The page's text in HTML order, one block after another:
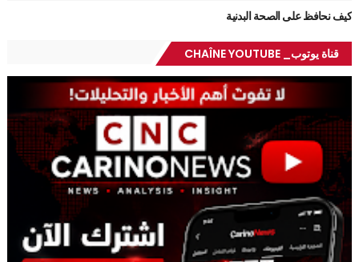
كيف نحافظ على الصحة البدنية
قناة يوتوب_ CHAÎNE YOUTUBE